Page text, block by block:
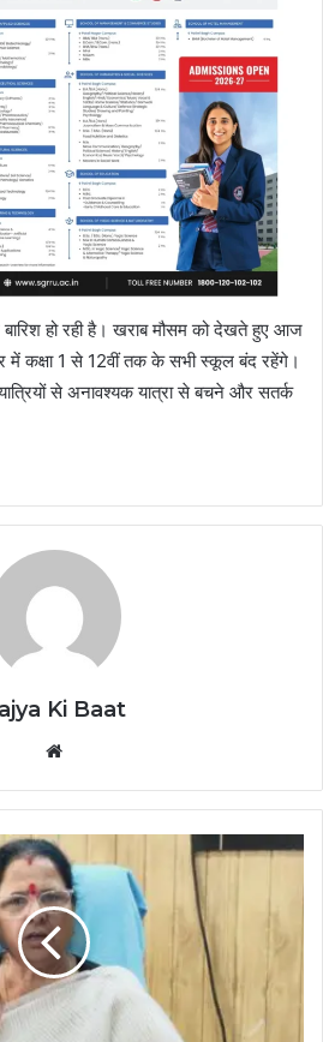
हो रही है। खराब मौसम को देखते हुए आज
में कक्षा 1 से 12वीं तक के सभी स्कूल बंद रहेंगे।
से अनावश्यक यात्रा से बचने और सतर्क
Ki Baat